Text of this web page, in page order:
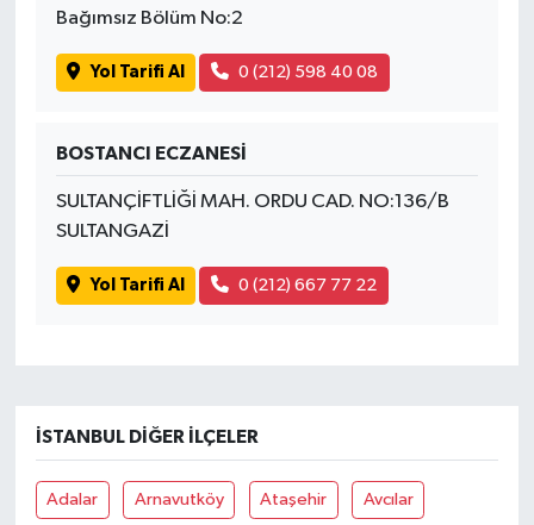
Bağımsız Bölüm No:2
Yol Tarifi Al 0 (212) 598 40 08
BOSTANCI ECZANESİ
SULTANÇİFTLİĞİ MAH. ORDU CAD. NO:136/B
SULTANGAZİ
Yol Tarifi Al 0 (212) 667 77 22
İSTANBUL DIĞER İLÇELER
Adalar Arnavutköy Ataşehir Avcılar